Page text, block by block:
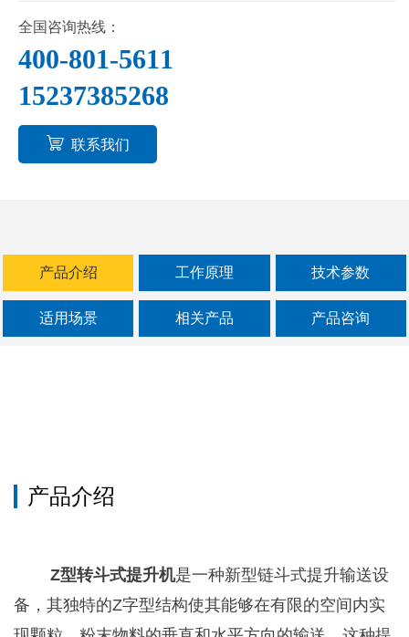
的转移、自动化生产线的循环进料和卸料，称
重/包装/配料/色选/破碎/筛选的物料供给。
全国咨询热线：
400-801-5611
15237385268
联系我们
产品介绍 工作原理 技术参数
适用场景 相关产品 产品咨询
产品介绍
Z型转斗式提升机是一种新型链斗式提升输送设
备，其独特的Z字型结构使其能够在有限的空间内实